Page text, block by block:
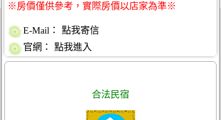
※房價僅供參考，實際房價以店家為準※
E-Mail：
點我寄信
官網：
點我進入
合法民宿